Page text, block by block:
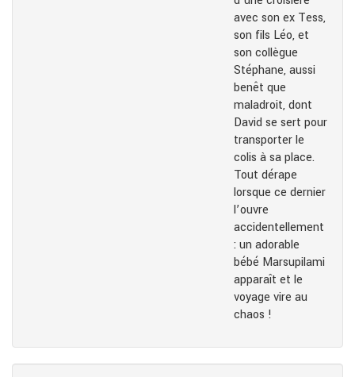
avec son ex Tess,
son fils Léo, et
son collègue
Stéphane, aussi
benêt que
maladroit, dont
David se sert pour
transporter le
colis à sa place.
Tout dérape
lorsque ce dernier
l’ouvre
accidentellement
: un adorable
bébé Marsupilami
apparaît et le
voyage vire au
chaos !